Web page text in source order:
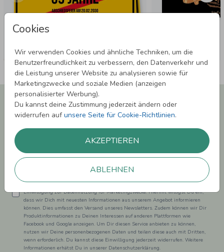
Cookies
Wir verwenden Cookies und ähnliche Techniken, um die
Benutzerfreundlichkeit zu verbessern, den Datenverkehr und
die Leistung unserer Website zu analysieren sowie für
Marketingzwecke und soziale Medien (anzeigen
personalisierter Werbung).
Du kannst deine Zustimmung jederzeit ändern oder
widerrufen aufunsere Seite für Cookie-Richtlinien.
AKZEPTIEREN
ABLEHNEN
Newsletter abonnieren und 5,00 € Rabatt**
sichern!
Laufenden.
Einwilligung zur Datennutzung für Marketingzwecke: Hiermit willigst Du ein,
dass wir Dich mit neuesten Informationen aus unserem Angebot informieren
können. Dies umfasst den Versand unseres Newsletters. Zudem können wir Dir
Produktinformationen zu Deinen Interessen auf anderen Plattformen wie
Facebook und Google anzeigen. Um Dir diesen Service anbieten zu können,
nutzen wir Deine personenbezogenen Daten und teilen diese auch mit Dritten,
wenn erforderlich. Du kannst diese Einwilligung jederzeit widerrufen. Weitere
Informationen erhätst Du in unserer Datenschutzerklärung.